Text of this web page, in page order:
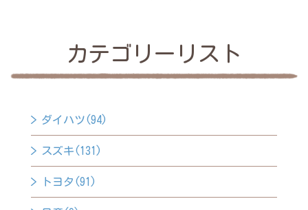
カテゴリーリスト
ダイハツ(94)
スズキ(131)
トヨタ(91)